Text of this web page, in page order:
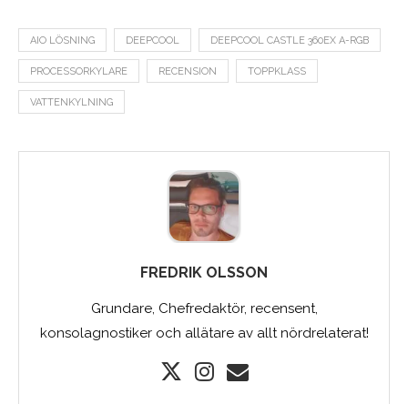
AIO LÖSNING DEEPCOOL DEEPCOOL CASTLE 360EX A-RGB
PROCESSORKYLARE RECENSION TOPPKLASS
VATTENKYLNING
FREDRIK OLSSON
Grundare, Chefredaktör, recensent,
konsolagnostiker och allätare av allt nördrelaterat!